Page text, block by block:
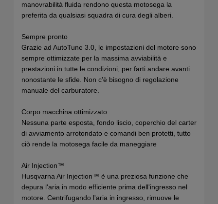
manovrabilità fluida rendono questa motosega la
preferita da qualsiasi squadra di cura degli alberi.
Sempre pronto
Grazie ad AutoTune 3.0, le impostazioni del motore sono
sempre ottimizzate per la massima avviabilità e
prestazioni in tutte le condizioni, per farti andare avanti
nonostante le sfide. Non c'è bisogno di regolazione
manuale del carburatore.
Corpo macchina ottimizzato
Nessuna parte esposta, fondo liscio, coperchio del carter
di avviamento arrotondato e comandi ben protetti, tutto
ciò rende la motosega facile da maneggiare
Air Injection™
Husqvarna Air Injection™ è una preziosa funzione che
depura l'aria in modo efficiente prima dell'ingresso nel
motore. Centrifugando l'aria in ingresso, rimuove le